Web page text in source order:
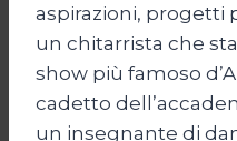
aspirazioni, progetti
un chitarrista che
show più famoso
cadetto
un insegnante di